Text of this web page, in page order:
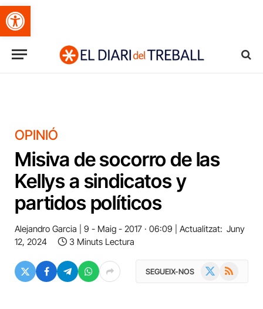
Obre la barra d'eines
OPINIÓ
Misiva de socorro de las
Kellys a sindicatos y
partidos políticos
Alejandro Garcia 9 - Maig - 2017 · 06:09 Actualitzat: Juny
12, 2024
3 Minuts Lectura
SEGUEIX-NOS RSS